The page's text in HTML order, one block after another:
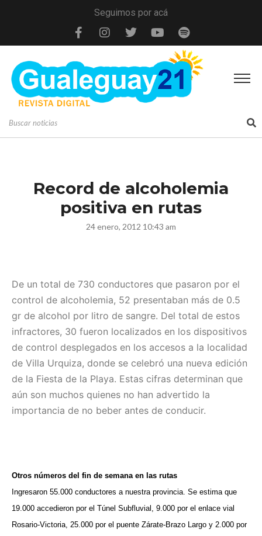
Seguimos por acá
Record de alcoholemia
24 enero, 2012 10:43 am
De un total de 730 conductores que pasaron por el
control de alcoholemia, 52 presentaban más de 0.5
gr de alcohol por litro de sangre. Del total de estos
infractores, 30 fueron localizados en los dispositivos
de control desplegados en los accesos a la localidad
de Villa Urquiza, donde se celebró una nueva edición
de la Fiesta de la Playa. Estas cifras determinan que
aún son muchos quienes no han advertido la
importancia de no beber antes de conducir.
Otros números del fin de semana en las rutas
Ingresaron 55.000 conductores a nuestra provincia. Se estima que
19.000 accedieron por el Túnel Subfluvial, 9.000 por el enlace vial
Rosario-Victoria, 25.000 por el puente Zárate-Brazo Largo y 2.000 por